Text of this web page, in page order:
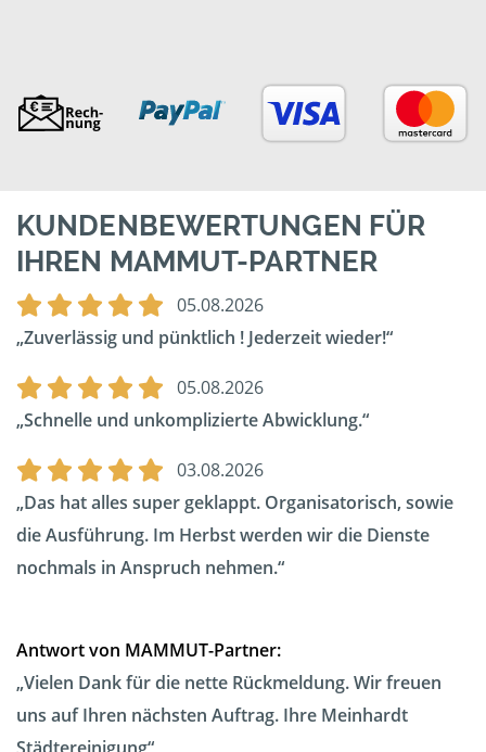
KUNDENBEWERTUNGEN FÜR
IHREN MAMMUT-PARTNER
05.08.2026
Zuverlässig und pünktlich ! Jederzeit wieder!
05.08.2026
Schnelle und unkomplizierte Abwicklung.
03.08.2026
Das hat alles super geklappt. Organisatorisch, sowie
die Ausführung. Im Herbst werden wir die Dienste
nochmals in Anspruch nehmen.
Antwort von MAMMUT-Partner:
Vielen Dank für die nette Rückmeldung. Wir freuen
uns auf Ihren nächsten Auftrag. Ihre Meinhardt